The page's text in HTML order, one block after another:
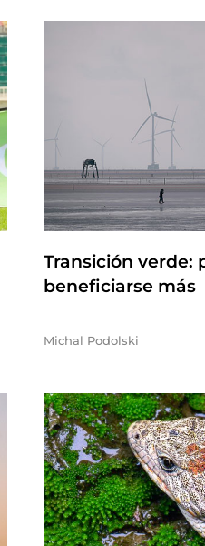
Transición verde:
beneficiarse más
Michal Podolski